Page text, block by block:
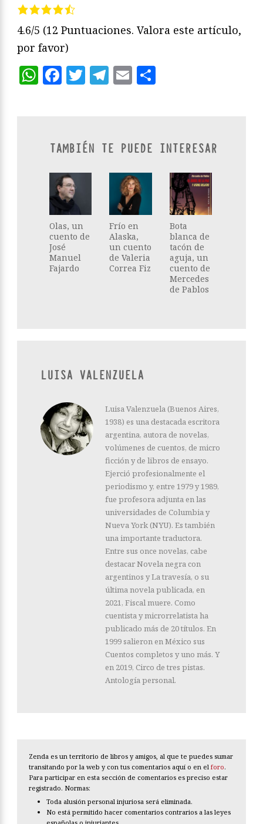
4.6/5 (12 Puntuaciones. Valora este artículo,
por favor)
WhatsApp
Facebook
Twitter
Telegram
Email
TAMBIÉN TE PUEDE INTERESAR
Olas, un
cuento de
José
Manuel
Fajardo
Frío en
Alaska,
un cuento
de Valeria
Correa Fiz
Bota
blanca de
tacón de
aguja, un
cuento de
Mercedes
de Pablos
LUISA VALENZUELA
Luisa Valenzuela (Buenos Aires,
1938) es una destacada escritora
argentina, autora de novelas,
volúmenes de cuentos, de micro
ficción y de libros de ensayo.
Ejerció profesionalmente el
periodismo y, entre 1979 y 1989,
fue profesora adjunta en las
universidades de Columbia y
Nueva York (NYU). Es también
una importante traductora.
Entre sus once novelas, cabe
destacar Novela negra con
argentinos y La travesía, o su
última novela publicada, en
2021, Fiscal muere. Como
cuentista y microrrelatista ha
publicado más de 20 títulos. En
1999 salieron en México sus
Cuentos completos y uno más. Y
en 2019, Circo de tres pistas.
Antología personal.
Zenda es un territorio de libros y amigos, al que te puedes sumar
transitando por la web y con tus comentarios aquí o en el foro.
Para participar en esta sección de comentarios es preciso estar
registrado. Normas:
Toda alusión personal injuriosa será eliminada.
No está permitido hacer comentarios contrarios a las leyes